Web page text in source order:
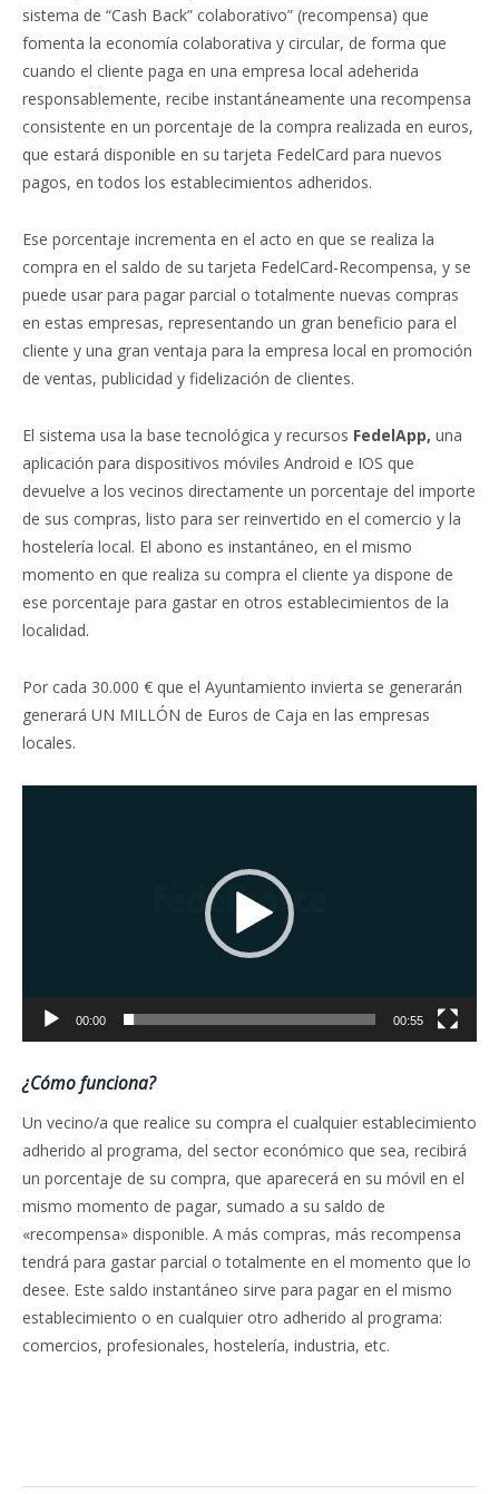
sistema de “Cash Back” colaborativo” (recompensa) que
fomenta la economía colaborativa y circular, de forma que
cuando el cliente paga en una empresa local adeherida
responsablemente, recibe instantáneamente una recompensa
consistente en un porcentaje de la compra realizada en euros,
que estará disponible en su tarjeta FedelCard para nuevos
pagos, en todos los establecimientos adheridos.
Ese porcentaje incrementa en el acto en que se realiza la
compra en el saldo de su tarjeta FedelCard-Recompensa, y se
puede usar para pagar parcial o totalmente nuevas compras
en estas empresas, representando un gran beneficio para el
cliente y una gran ventaja para la empresa local en promoción
de ventas, publicidad y fidelización de clientes.
El sistema usa la base tecnológica y recursos FedelApp, una
aplicación para dispositivos móviles Android e IOS que
devuelve a los vecinos directamente un porcentaje del importe
de sus compras, listo para ser reinvertido en el comercio y la
hostelería local. El abono es instantáneo, en el mismo
momento en que realiza su compra el cliente ya dispone de
ese porcentaje para gastar en otros establecimientos de la
localidad.
Por cada 30.000 € que el Ayuntamiento invierta se generarán
generará UN MILLÓN de Euros de Caja en las empresas
locales.
00:00 00:55
¿Cómo funciona?
Un vecino/a que realice su compra el cualquier establecimiento
adherido al programa, del sector económico que sea, recibirá
un porcentaje de su compra, que aparecerá en su móvil en el
mismo momento de pagar, sumado a su saldo de
«recompensa» disponible. A más compras, más recompensa
tendrá para gastar parcial o totalmente en el momento que lo
desee. Este saldo instantáneo sirve para pagar en el mismo
establecimiento o en cualquier otro adherido al programa:
comercios, profesionales, hostelería, industria, etc.